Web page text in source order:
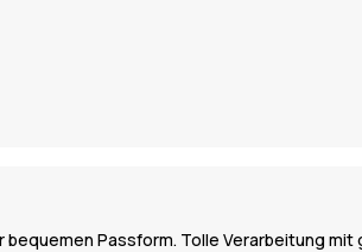
Passform. Tolle Verarbeitung